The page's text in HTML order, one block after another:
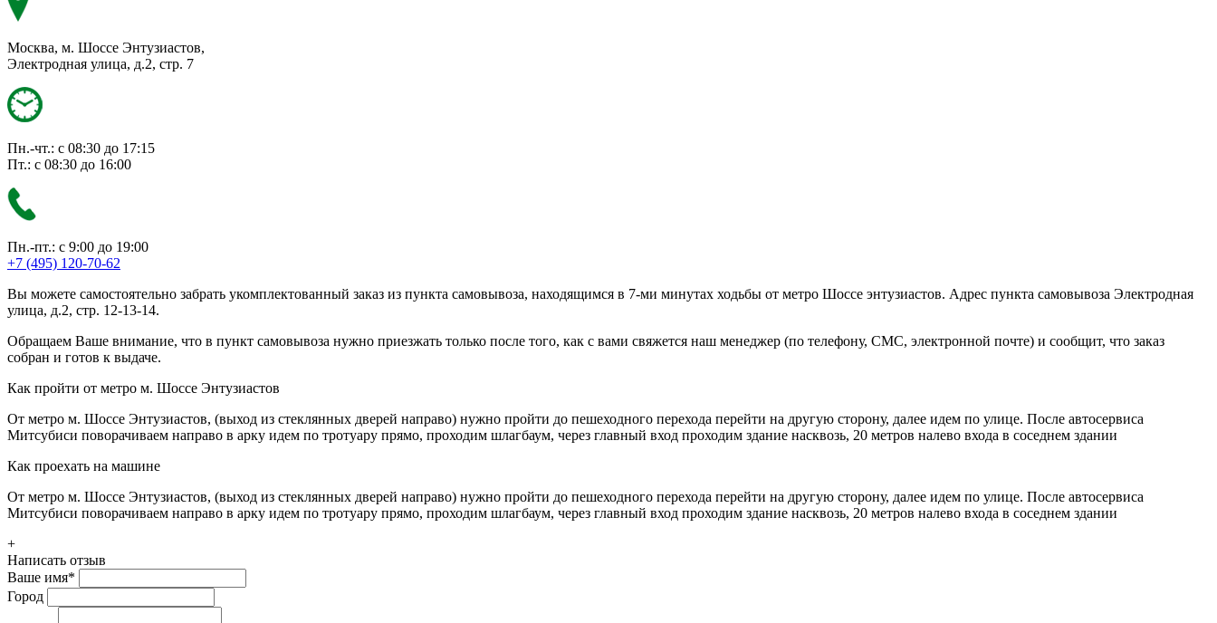
Москва, м. Шоссе Энтузиастов,
Электродная улица, д.2, стр. 7
Пн.-чт.: с 08:30 до 17:15
Пт.: с 08:30 до 16:00
Пн.-пт.: с 9:00 до 19:00
+7 (495) 120-70-62
Вы можете самостоятельно забрать укомплектованный заказ из пункта самовывоза, находящимся в 7-ми минутах ходьбы от метро Шоссе энтузиастов. Адрес пункта самовывоза Электродная
улица, д.2, стр. 12-13-14.
Обращаем Ваше внимание, что в пункт самовывоза нужно приезжать только после того, как с вами свяжется наш менеджер (по телефону, СМС, электронной почте) и сообщит, что заказ
собран и готов к выдаче.
Как пройти от метро м. Шоссе Энтузиастов
От метро м. Шоссе Энтузиастов, (выход из стеклянных дверей направо) нужно пройти до пешеходного перехода перейти на другую сторону, далее идем по улице. После автосервиса
Митсубиси поворачиваем направо в арку идем по тротуару прямо, проходим шлагбаум, через главный вход проходим здание насквозь, 20 метров налево входа в соседнем здании
Как проехать на машине
От метро м. Шоссе Энтузиастов, (выход из стеклянных дверей направо) нужно пройти до пешеходного перехода перейти на другую сторону, далее идем по улице. После автосервиса
Митсубиси поворачиваем направо в арку идем по тротуару прямо, проходим шлагбаум, через главный вход проходим здание насквозь, 20 метров налево входа в соседнем здании
+
Написать отзыв
Ваше имя*
Город